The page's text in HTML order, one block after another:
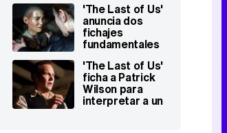
'The Last of Us'
anuncia dos
fichajes
fundamentales
temporada
'The Last of Us'
ficha a Patrick
Wilson para
interpretar a un